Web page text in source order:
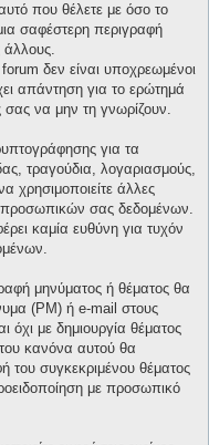
που θέλετε με όσο το
σαφέστερη περιγραφή
άλλους.
δεν είναι υποχρεωμένοι
απάντηση για το ερώτημά
να μην τη γνωρίζουν.
για τα
τραγούδια, λογαριασμούς,
χρησιμοποιείτε άλλες
προσωπικών σας δεδομένων.
καμία ευθύνη για τυχόν
μηνύματος ή θέματος θα
(PM) ή e-mail στους
όχι με δημιουργία θέματος
κανόνα αυτού θα
του συγκεκριμένου θέματος
με προσωπικό